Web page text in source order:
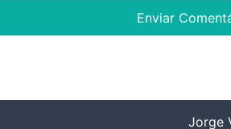
Jorge